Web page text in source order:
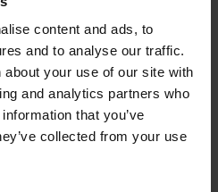
content and ads, to
and to analyse our traffic.
your use of our site with
and analytics partners who
that you’ve
collected from your use
Eckerö